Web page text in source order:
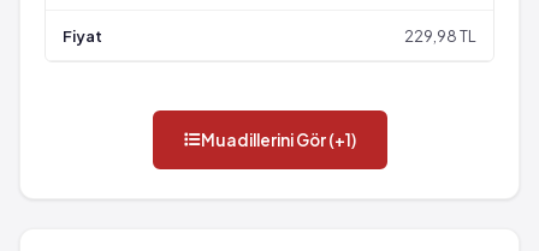
229,98 TL
Muadillerini Gör (+1)